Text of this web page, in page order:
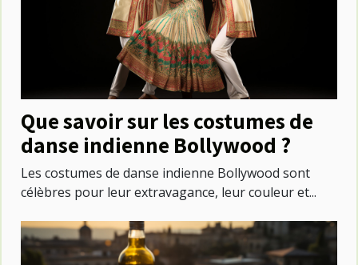
Que savoir sur les costumes de
danse indienne Bollywood ?
Les costumes de danse indienne Bollywood sont
célèbres pour leur extravagance, leur couleur et...